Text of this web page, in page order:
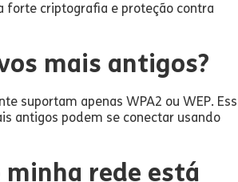
forte criptografia e proteção contra
mais antigos?
suportam apenas WPA2 ou WEP.
antigos podem se conectar usando
rede está